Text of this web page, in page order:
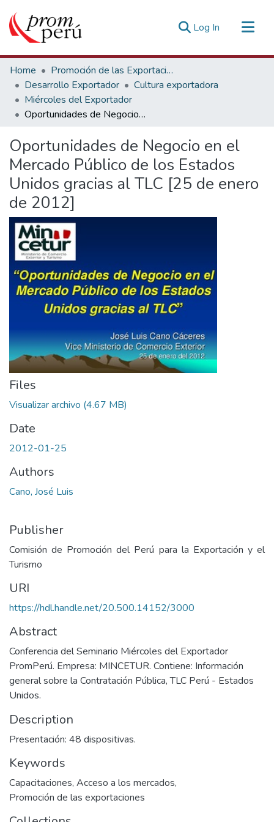
Log In (current)
Communities & Collections
All of DSpace
Statistics
Estadísticas Externas
Home
Promoción de las Exportaciones
Desarrollo Exportador
Cultura exportadora
Miércoles del Exportador
Oportunidades de Negocio en el Mercado Público de los Estados Unidos gracias al TLC [25 de enero de 2012]
Oportunidades de Negocio en el
Mercado Público de los Estados
Unidos gracias al TLC [25 de enero
de 2012]
Files
Visualizar archivo (4.67 MB)
Date
2012-01-25
Authors
Cano, José Luis
Publisher
Comisión de Promoción del Perú para la Exportación y el
Turismo
URI
https://hdl.handle.net/20.500.14152/3000
Abstract
Conferencia del Seminario Miércoles del Exportador
PromPerú. Empresa: MINCETUR. Contiene: Información
general sobre la Contratación Pública, TLC Perú - Estados
Unidos.
Description
Presentación: 48 dispositivas.
Keywords
Capacitaciones, Acceso a los mercados,
Promoción de las exportaciones